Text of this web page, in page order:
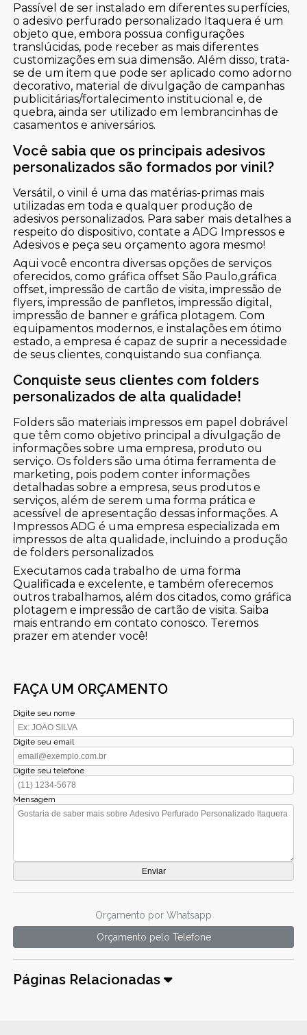
Passível de ser instalado em diferentes superfícies,
o adesivo perfurado personalizado Itaquera é um
objeto que, embora possua configurações
translúcidas, pode receber as mais diferentes
customizações em sua dimensão. Além disso, trata-
se de um item que pode ser aplicado como adorno
decorativo, material de divulgação de campanhas
publicitárias/fortalecimento institucional e, de
quebra, ainda ser utilizado em lembrancinhas de
casamentos e aniversários.
Você sabia que os principais adesivos
personalizados são formados por vinil?
Versátil, o vinil é uma das matérias-primas mais
utilizadas em toda e qualquer produção de
adesivos personalizados. Para saber mais detalhes a
respeito do dispositivo, contate a ADG Impressos e
Adesivos e peça seu orçamento agora mesmo!
Aqui você encontra diversas opções de serviços
oferecidos, como gráfica offset São Paulo,gráfica
offset, impressão de cartão de visita, impressão de
flyers, impressão de panfletos, impressão digital,
impressão de banner e gráfica plotagem. Com
equipamentos modernos, e instalações em ótimo
estado, a empresa é capaz de suprir a necessidade
de seus clientes, conquistando sua confiança.
Conquiste seus clientes com folders
personalizados de alta qualidade!
Folders são materiais impressos em papel dobrável
que têm como objetivo principal a divulgação de
informações sobre uma empresa, produto ou
serviço. Os folders são uma ótima ferramenta de
marketing, pois podem conter informações
detalhadas sobre a empresa, seus produtos e
serviços, além de serem uma forma prática e
acessível de apresentação dessas informações. A
Impressos ADG é uma empresa especializada em
impressos de alta qualidade, incluindo a produção
de folders personalizados.
Executamos cada trabalho de uma forma
Qualificada e excelente, e também oferecemos
outros trabalhamos, além dos citados, como gráfica
plotagem e impressão de cartão de visita. Saiba
mais entrando em contato conosco. Teremos
prazer em atender você!
FAÇA UM ORÇAMENTO
Digite seu nome
Digite seu email
Digite seu telefone
Mensagem
Orçamento por Whatsapp
Orçamento pelo Telefone
Páginas Relacionadas